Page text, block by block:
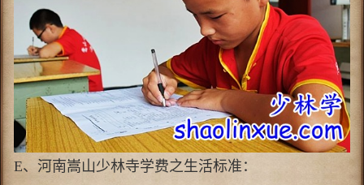
E、河南嵩山少林寺学费之生活标准：